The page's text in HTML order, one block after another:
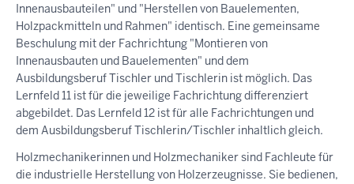
Innenausbauteilen" und "Herstellen von Bauelementen,
Holzpackmitteln und Rahmen" identisch. Eine gemeinsame
Beschulung mit der Fachrichtung "Montieren von
Innenausbauten und Bauelementen" und dem
Ausbildungsberuf Tischler und Tischlerin ist möglich. Das
Lernfeld 11 ist für die jeweilige Fachrichtung differenziert
abgebildet. Das Lernfeld 12 ist für alle Fachrichtungen und
dem Ausbildungsberuf Tischlerin/Tischler inhaltlich gleich.
Holzmechanikerinnen und Holzmechaniker sind Fachleute für
die industrielle Herstellung von Holzerzeugnisse. Sie bedienen,